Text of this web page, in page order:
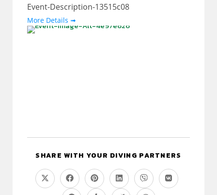
Event-Description-13515c08
More Details ➟
SHARE WITH YOUR DIVING PARTNERS